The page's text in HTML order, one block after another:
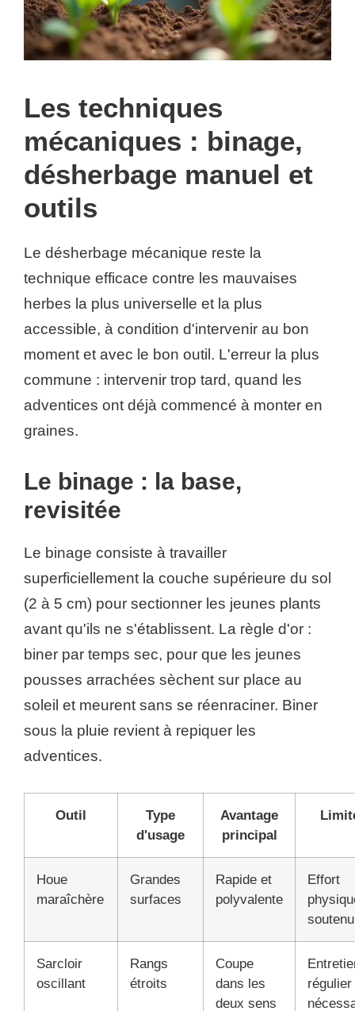
Les techniques
mécaniques : binage,
désherbage manuel et
outils
Le désherbage mécanique reste la
technique efficace contre les mauvaises
herbes la plus universelle et la plus
accessible, à condition d'intervenir au bon
moment et avec le bon outil. L'erreur la plus
commune : intervenir trop tard, quand les
adventices ont déjà commencé à monter en
graines.
Le binage : la base,
revisitée
Le binage consiste à travailler
superficiellement la couche supérieure du sol
(2 à 5 cm) pour sectionner les jeunes plants
avant qu'ils ne s'établissent. La règle d'or :
biner par temps sec, pour que les jeunes
pousses arrachées sèchent sur place au
soleil et meurent sans se réenraciner. Biner
sous la pluie revient à repiquer les
adventices.
Outil
Type
d'usage
Avantage
principal
Houe
maraîchère
Grandes
surfaces
Rapide et
polyvalente
Effort
soutenu
Sarcloir
oscillant
Rangs
étroits
Coupe
dans les
deux sens
régulier